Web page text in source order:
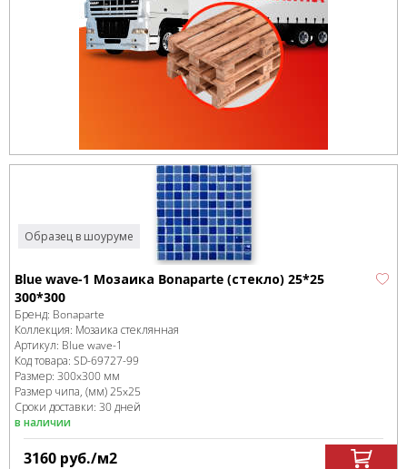
Образец в шоуруме
Blue wave-1 Мозаика Bonaparte (стекло) 25*25
300*300
Бренд: Bonaparte
Коллекция: Мозаика стеклянная
Артикул: Blue wave-1
Код товара: SD-69727-99
Размер: 300x300 мм
Размер чипа, (мм)25x25
Сроки доставки: 30 дней
в наличии
3160 руб./м2